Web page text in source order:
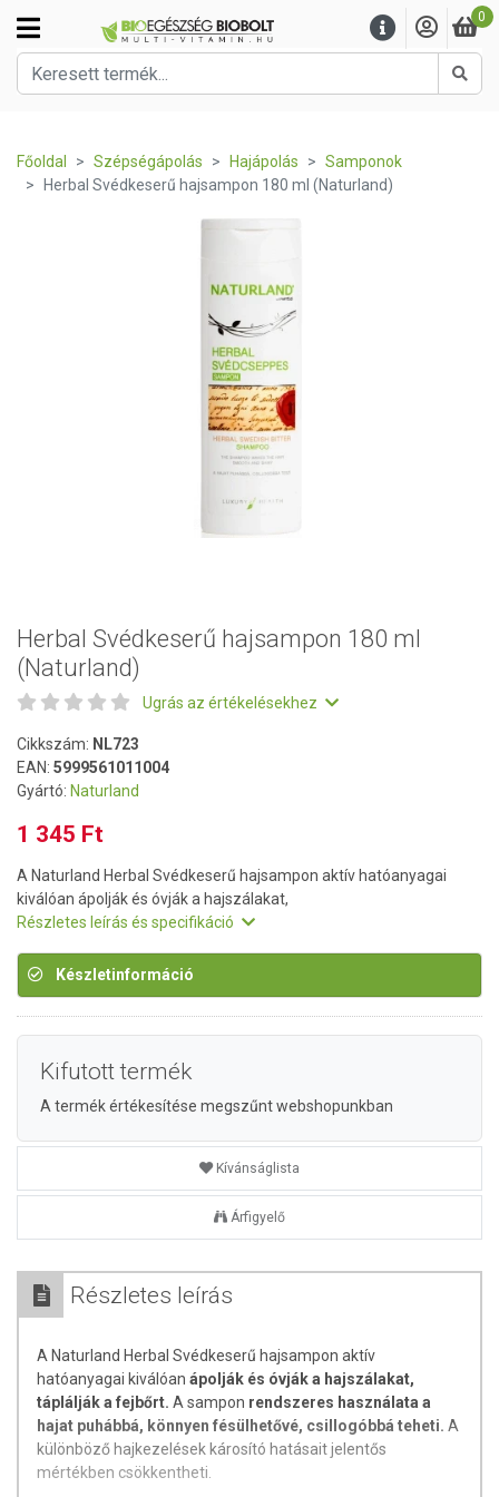
0
Főoldal Szépségápolás Hajápolás
Samponok
Herbal Svédkeserű hajsampon 180 ml (Naturland)
Herbal Svédkeserű hajsampon 180 ml
(Naturland)
Ugrás az értékelésekhez
Cikkszám: NL723
EAN: 5999561011004
Gyártó: Naturland
1 345 Ft
A Naturland Herbal Svédkeserű hajsampon aktív hatóanyagai
kiválóan ápolják és óvják a hajszálakat,
Részletes leírás és specifikáció
Készletinformáció
Kifutott termék
A termék értékesítése megszűnt webshopunkban
Kívánságlista
Árfigyelő
Részletes leírás
A Naturland Herbal Svédkeserű hajsampon aktív
hatóanyagai kiválóan ápolják és óvják a hajszálakat,
táplálják a fejbőrt. A sampon rendszeres használata a
hajat puhábbá, könnyen fésülhetővé, csillogóbbá teheti. A
különböző hajkezelések károsító hatásait jelentős
mértékben csökkentheti.